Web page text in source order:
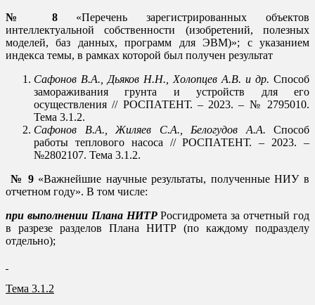
№ 8«Перечень зарегистрированных объектов
интеллектуальной собственности (изобретений, полезных
моделей, баз данных, программ для ЭВМ)»; с указанием
индекса темы, в рамках которой был получен результат
Сафонов В.А., Дьяков Н.Н., Холопцев А.В. и др. Способ
замораживания грунта и устройств для его
осуществления // РОСПАТЕНТ. – 2023. – № 2795010.
Тема 3.1.2.
Сафонов В.А., Жиляев С.А., Белогудов А.А. Способ
работы теплового насоса // РОСПАТЕНТ. – 2023. –
№2802107. Тема 3.1.2.
№ 9«Важнейшие научные результаты, полученные НИУ в
отчетном году». В том числе:
при выполнении Плана НИТРРосгидромета за отчетный год
в разрезе разделов Плана НИТР (по каждому подразделу
отдельно);
Тема 3.1.2